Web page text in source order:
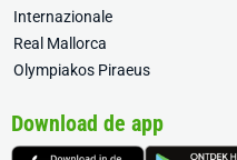
Internazionale
Real Mallorca
Olympiakos Piraeus
Download de app